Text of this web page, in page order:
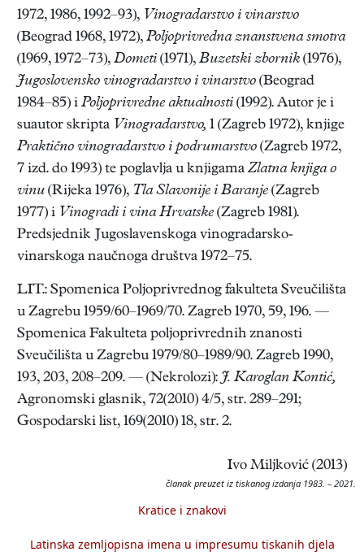
1972, 1986, 1992–93), Vinogradarstvo i vinarstvo
(Beograd 1968, 1972), Poljoprivredna znanstvena smotra
(1969, 1972–73), Dometi (1971), Buzetski zbornik (1976),
Jugoslovensko vinogradarstvo i vinarstvo (Beograd
1984–85) i Poljoprivredne aktualnosti (1992). Autor je i
suautor skripta Vinogradarstvo, 1 (Zagreb 1972), knjige
Praktično vinogradarstvo i podrumarstvo (Zagreb 1972,
7 izd. do 1993) te poglavlja u knjigama Zlatna knjiga o
vinu (Rijeka 1976), Tla Slavonije i Baranje (Zagreb
1977) i Vinogradi i vina Hrvatske (Zagreb 1981).
Predsjednik Jugoslavenskoga vinogradarsko-
vinarskoga naučnoga društva 1972–75.
LIT.: Spomenica Poljoprivrednog fakulteta Sveučilišta
u Zagrebu 1959/60–1969/70. Zagreb 1970, 59, 196. —
Spomenica Fakulteta poljoprivrednih znanosti
Sveučilišta u Zagrebu 1979/80–1989/90. Zagreb 1990,
193, 203, 208–209. — (Nekrolozi): J. Karoglan Kontić,
Agronomski glasnik, 72(2010) 4/5, str. 289–291;
Gospodarski list, 169(2010) 18, str. 2.
Ivo Miljković (2013)
članak preuzet iz tiskanog izdanja 1983. – 2021.
Kratice i znakovi
Latinska zemljopisna imena u impresumu tiskanih djela